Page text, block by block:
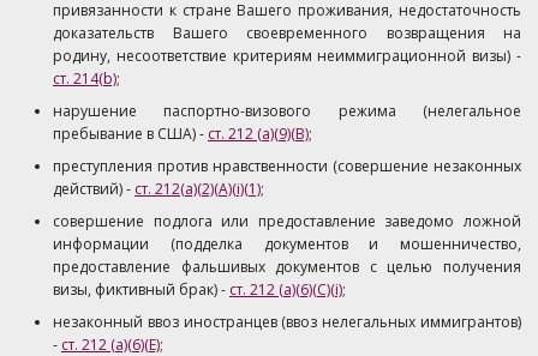
привязанности к стране Вашего проживания, недостаточность
доказательств Вашего своевременного возвращения на
родину, несоответствие критериям неиммиграционной визы) -
ст. 214(b);
нарушение паспортно-визового режима (нелегальное
пребывание в США) - ст. 212 (a)(9)(B);
преступления против нравственности (совершение незаконных
действий) - ст. 212(a)(2)(A)(i)(1);
совершение подлога или предоставление заведомо ложной
информации (подделка документов и мошенничество,
предоставление фальшивых документов с целью получения
визы, фиктивный брак) - ст. 212 (а)(6)(C)(i);
незаконный ввоз иностранцев (ввоз нелегальных иммигрантов)
- ст. 212 (а)(6)(Е);